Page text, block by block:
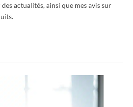
actualités, ainsi que mes avis sur